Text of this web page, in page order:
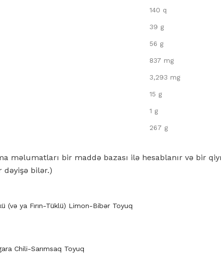
140 q
39 g
56 g
837 mg
3,293 mg
15 g
1 g
267 g
məlumatları bir maddə bazası ilə hesablanır və bir
bilər.)
(və ya Fırın-Tüklü) Limon-Bibər Toyuq
Chili-Sarımsaq Toyuq